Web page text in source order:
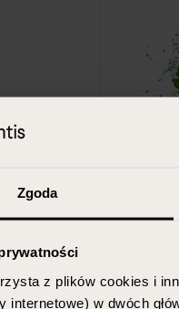
Zgoda
z plików cookies i
internetowe) w dwóch